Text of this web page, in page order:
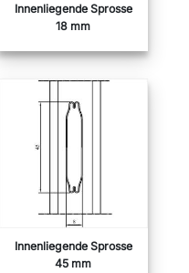
Innenliegende Sprosse
18 mm
Innenliegende Sprosse
45 mm